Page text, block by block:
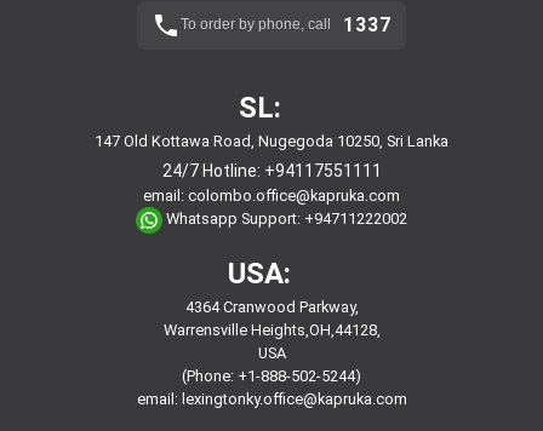
To order by phone, call 1337
SL:
147 Old Kottawa Road, Nugegoda 10250, Sri Lanka
24/7 Hotline: +94117551111
email: colombo.office@kapruka.com
Whatsapp Support: +94711222002
USA:
4364 Cranwood Parkway,
Warrensville Heights,OH,44128,
USA
(Phone: +1-888-502-5244)
email: lexingtonky.office@kapruka.com